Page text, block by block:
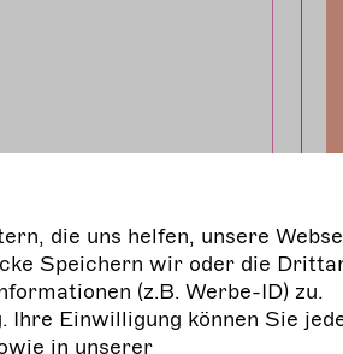
die uns helfen, unsere
Speichern wir oder die
(z.B. Werbe-ID) zu.
Einwilligung können Sie
in unserer